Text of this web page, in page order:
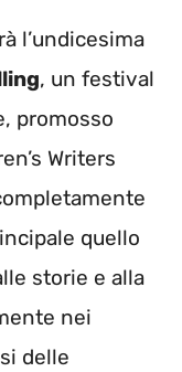
l’undicesima
, un festival
promosso
Writers
quello
storie e alla
nei
delle